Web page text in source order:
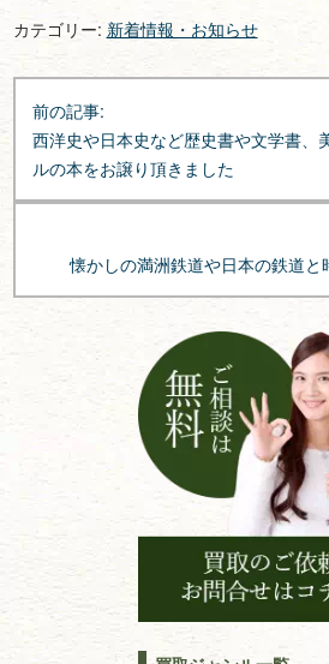
カテゴリー: 新着情報・お知らせ
投
稿
ナ
ビ
シ
前の記事:
西洋史や日本史など歴史書や文学書、
ルの本をお譲り頂きました
懐かしの満洲鉄道や日本の鉄道